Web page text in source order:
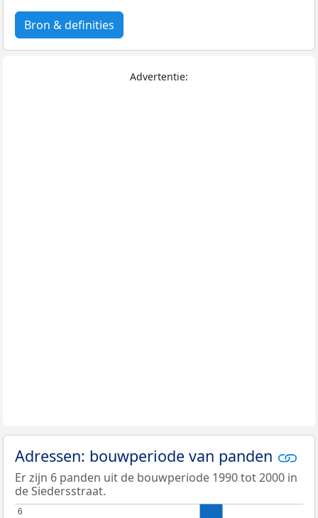
Bron & definities
Advertentie:
Adressen: bouwperiode van panden
Er zijn 6 panden uit de bouwperiode 1990 tot 2000 in
de Siedersstraat.
6
6